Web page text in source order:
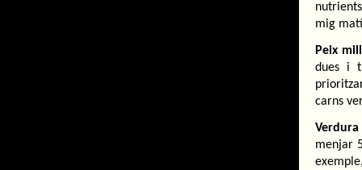
mig
Peix
dues i
carns
menjar